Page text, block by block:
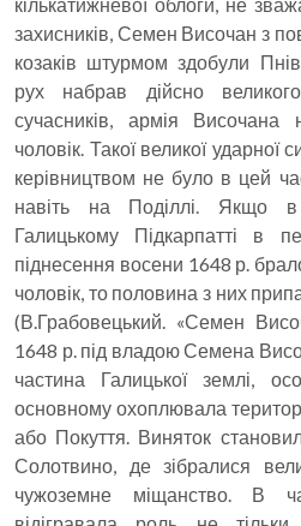
захисників, Семен Височан з
козаків штурмом здобули
рух набрав дійсно
сучасників, армія Височана
чоловік. Такої великої ударної
керівництвом не було в цей час
навіть на Поділлі. Якщо
Галицькому Підкарпатті в
піднесення восени 1648 р.
чоловік, то половина з них
(В.Грабовецький. «Семен
1648 р. під владою Семена
частина Галицької землі,
основному охоплювала
або Покуття. Виняток
Солотвино, де зібралися
чужоземне міщанство. В